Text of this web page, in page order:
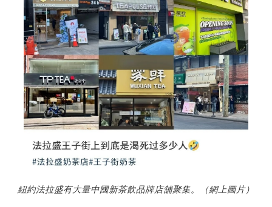
紐約法拉盛有大量中國新茶飲品牌店舖聚集。（網上圖片）